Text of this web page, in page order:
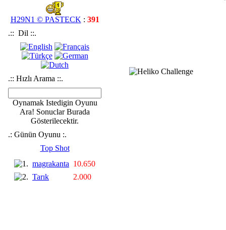
H29N1 © PASTECK : 391
.:: Dil ::.
.:: Hızlı Arama ::.
Oynamak Istedigin Oyunu
Ara! Sonuclar Burada
Gösterilecektir.
.: Günün Oyunu :.
Top Shot
magrakanta 10.650
Tarık
2.000